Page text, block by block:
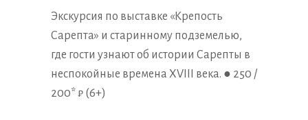
Экскурсия по выставке «Крепость
Сарепта» и старинному подземелью,
где гости узнают об истории Сарепты в
неспокойные времена XVIII века. ● 250 /
200* ₽ (6+)